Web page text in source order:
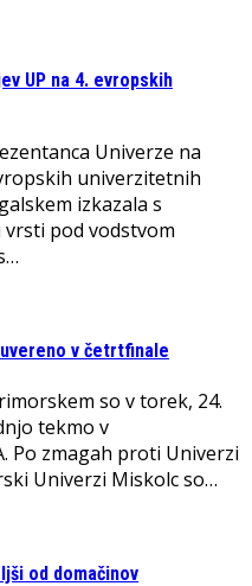
UP na 4. evropskih
Univerze na
univerzitetnih
izkazala s
pod vodstvom
v četrtfinale
so v torek, 24.
tekmo v
Po zmagah proti Univerzi
Univerzi Miskolc so…
od domačinov